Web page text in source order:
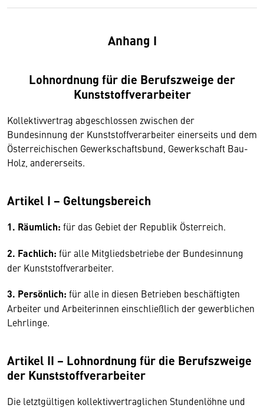
Anhang I
Lohnordnung für die Berufszweige der
Kunststoffverarbeiter
Kollektivvertrag abgeschlossen zwischen der
Bundesinnung der Kunststoffverarbeiter einerseits und dem
Österreichischen Gewerkschaftsbund, Gewerkschaft Bau-
Holz, andererseits.
Artikel I − Geltungsbereich
1. Räumlich: für das Gebiet der Republik Österreich.
2. Fachlich: für alle Mitgliedsbetriebe der Bundesinnung
der Kunststoffverarbeiter.
3. Persönlich: für alle in diesen Betrieben beschäftigten
Arbeiter und Arbeiterinnen einschließlich der gewerblichen
Lehrlinge.
Artikel II − Lohnordnung für die Berufszweige
der Kunststoffverarbeiter
Die letztgültigen kollektivvertraglichen Stundenlöhne und